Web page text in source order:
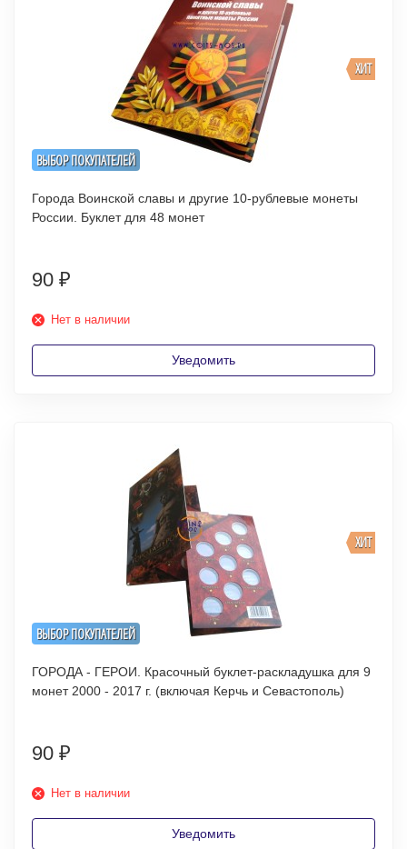
ВЫБОР ПОКУПАТЕЛЕЙ
ХИТ
Города Воинской славы и другие 10-рублевые монеты
России. Буклет для 48 монет
90 ₽
Нет в наличии
Уведомить
ВЫБОР ПОКУПАТЕЛЕЙ
ХИТ
ГОРОДА - ГЕРОИ. Красочный буклет-раскладушка для 9
монет 2000 - 2017 г. (включая Керчь и Севастополь)
90 ₽
Нет в наличии
Уведомить